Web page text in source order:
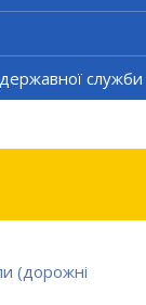
служби
(дорожні